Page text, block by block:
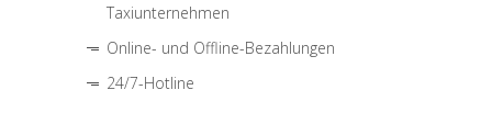
Taxiunternehmen
Online- und Offline-Bezahlungen
24/7-Hotline